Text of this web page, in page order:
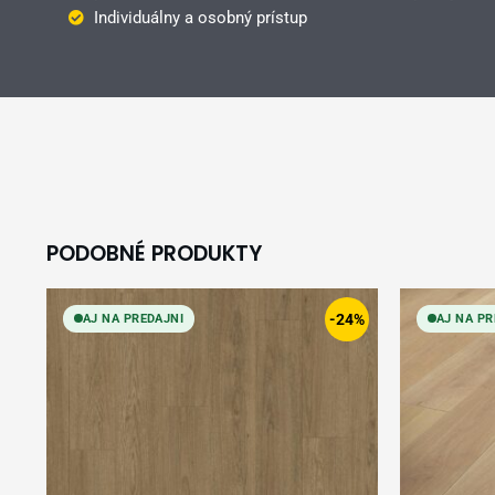
Individuálny a osobný prístup
PODOBNÉ PRODUKTY
-24%
AJ NA PREDAJNI
Original
price
was:
Current
AJ NA